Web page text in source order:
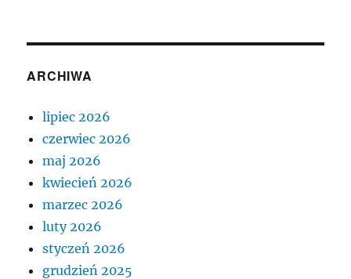
ARCHIWA
lipiec 2026
czerwiec 2026
maj 2026
kwiecień 2026
marzec 2026
luty 2026
styczeń 2026
grudzień 2025